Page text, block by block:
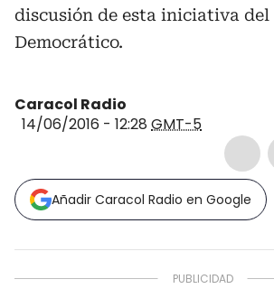
discusión de esta iniciativa del
Democrático.
Caracol Radio
14/06/2016 - 12:28 GMT-5
Añadir Caracol Radio en Google